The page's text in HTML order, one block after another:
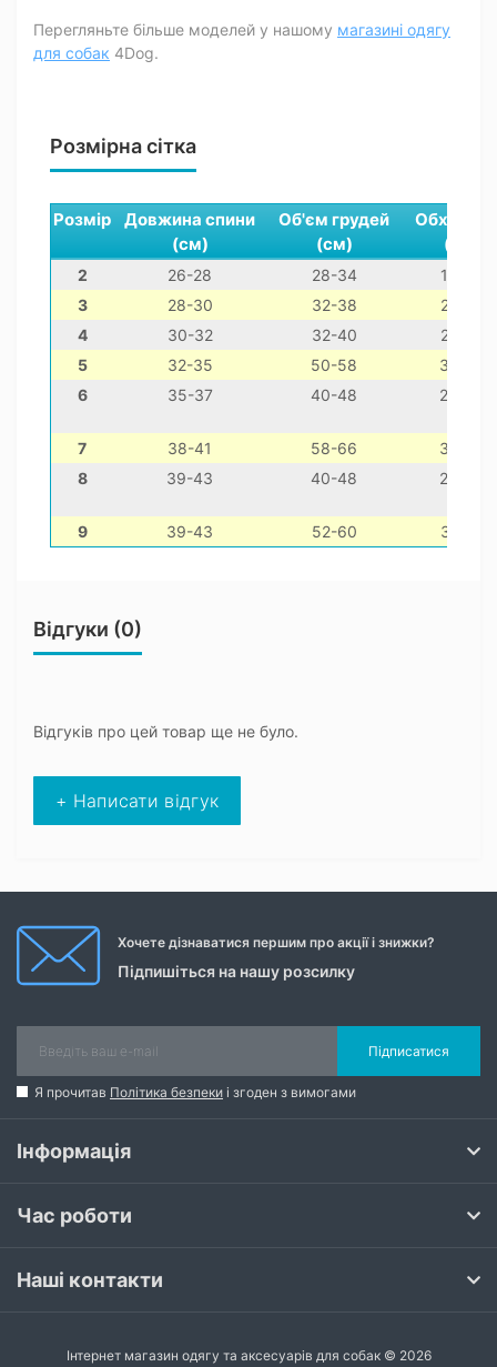
Перегляньте більше моделей у нашому магазині одягу
для собак 4Dog.
Розмірна сітка
Розмір
Довжина спини
(см)
Об'єм грудей
(см)
Обхват
(см)
2 26-28 28-34
18-28
3
28-30 32-38
22-32
4
30-32 32-40
22-32
5
32-35 50-58
34-44
6
35-37 40-48 26-36
7 38-41 58-66
36-46
8
39-43 40-48 28-38
9 39-43 52-60 32-42
Відгуки (0)
Відгуків про цей товар ще не було.
+ Написати відгук
Хочете дізнаватися першим про акції і знижки?
Підпишіться на нашу розсилку
Підписатися
Я прочитав Політика безпеки і згоден з вимогами
Інформація
Час роботи
Наші контакти
Інтернет магазин одягу та аксесуарів для собак © 2026